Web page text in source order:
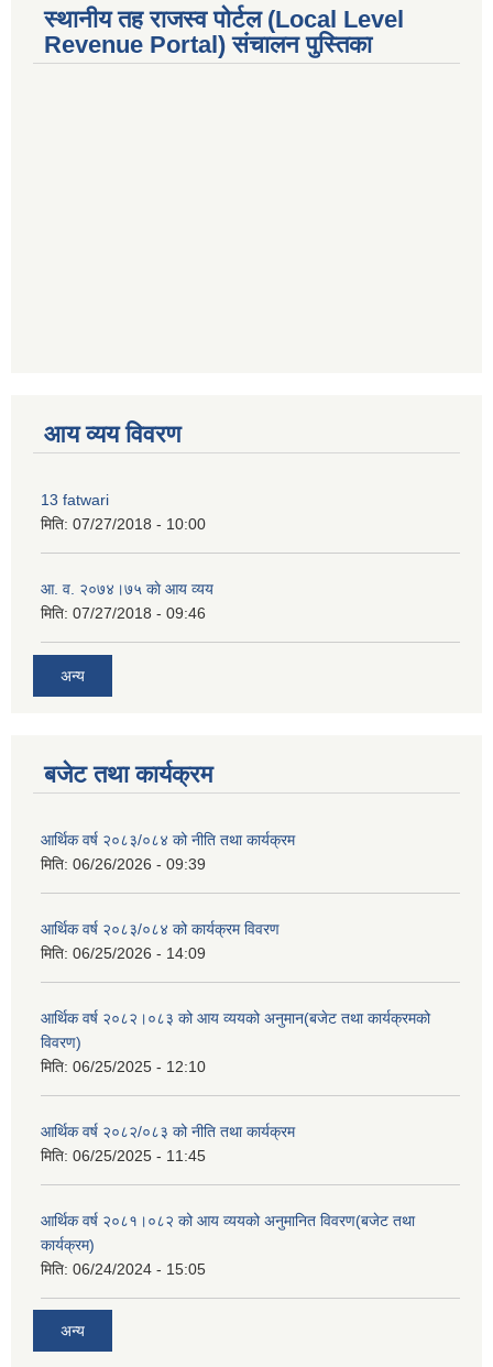
स्थानीय तह राजस्व पोर्टल (Local Level
Revenue Portal) संचालन पुस्तिका
आय व्यय विवरण
13 fatwari
मिति: 07/27/2018 - 10:00
आ‍. व. २०७४।७५ काे आय व्यय
मिति: 07/27/2018 - 09:46
अन्य
बजेट तथा कार्यक्रम
आर्थिक वर्ष २०८३/०८४ को नीति तथा कार्यक्रम
मिति: 06/26/2026 - 09:39
आर्थिक वर्ष २०८३/०८४ को कार्यक्रम विवरण
मिति: 06/25/2026 - 14:09
आर्थिक वर्ष २०८२।०८३ को आय व्ययको अनुमान(बजेट तथा कार्यक्रमको
विवरण)
मिति: 06/25/2025 - 12:10
आर्थिक वर्ष २०८२/०८३ को नीति तथा कार्यक्रम
मिति: 06/25/2025 - 11:45
आर्थिक वर्ष २०८१।०८२ को आय व्ययको अनुमानित विवरण(बजेट तथा
कार्यक्रम)
मिति: 06/24/2024 - 15:05
अन्य